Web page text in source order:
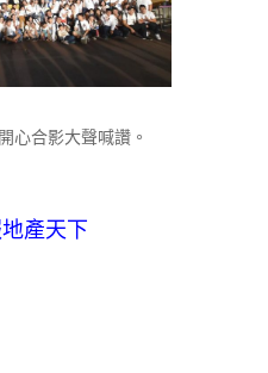
心合影大聲喊讚。
產天下